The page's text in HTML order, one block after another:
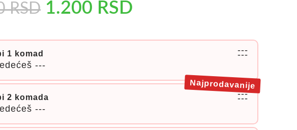
RSD 1.200 RSD
1 komad
---
---
---
2 komada
---
---
---
Najprodavanije